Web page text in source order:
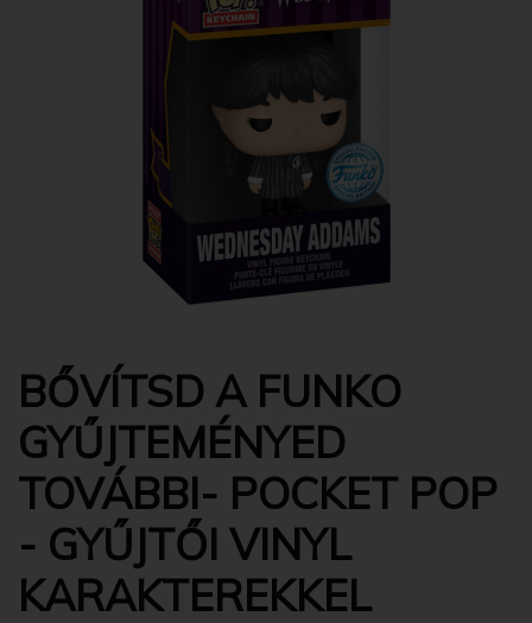
BŐVÍTSD A FUNKO
GYŰJTEMÉNYED
TOVÁBBI- POCKET POP
- GYŰJTŐI VINYL
KARAKTEREKKEL